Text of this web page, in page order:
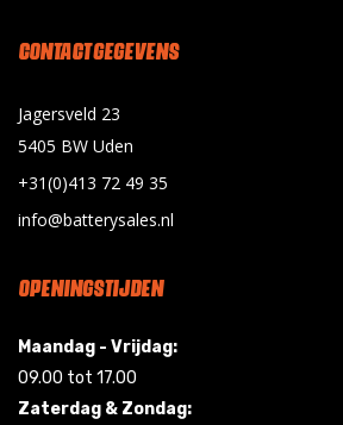
CONTACT GEGEVENS
Jagersveld 23
5405 BW Uden
+31(0)413 72 49 35
info@batterysales.nl
OPENINGSTIJDEN
Maandag - Vrijdag:
09.00 tot 17.00
Zaterdag & Zondag: